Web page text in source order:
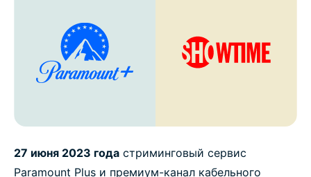
27 июня 2023 года стриминговый сервис
Paramount Plus и премиум-канал кабельного